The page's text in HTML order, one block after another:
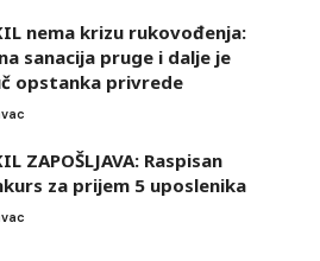
nema krizu rukovođenja:
sanacija pruge i dalje je
opstanka privrede
ZAPOŠLJAVA: Raspisan
za prijem 5 uposlenika